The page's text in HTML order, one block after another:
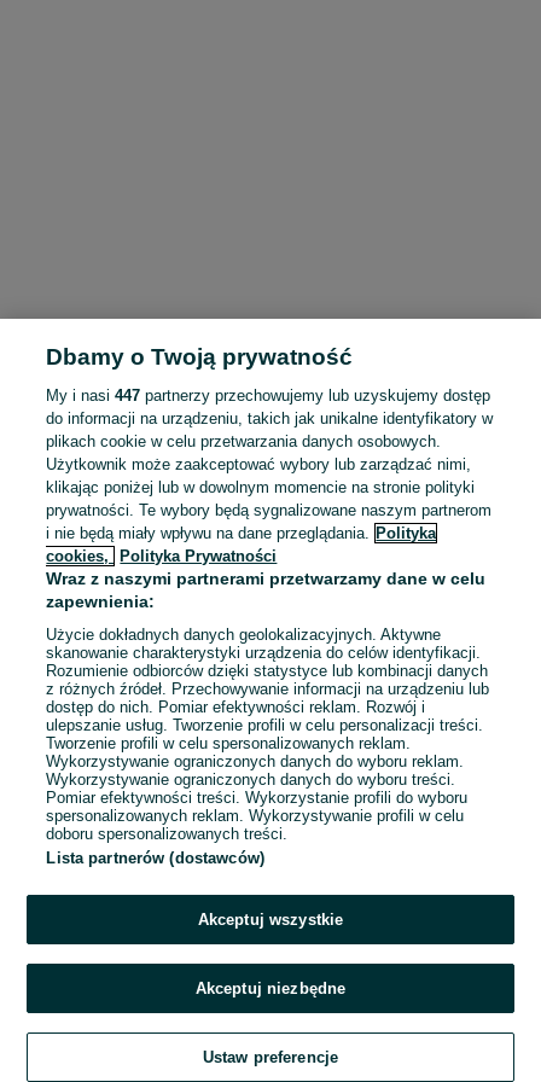
To ogłoszenie nie jest już dostępne
Przejdź na stronę główną
Dbamy o Twoją prywatność
My i nasi447 partnerzy przechowujemy lub uzyskujemy dostęp
do informacji na urządzeniu, takich jak unikalne identyfikatory w
plikach cookie w celu przetwarzania danych osobowych.
Użytkownik może zaakceptować wybory lub zarządzać nimi,
klikając poniżej lub w dowolnym momencie na stronie polityki
prywatności. Te wybory będą sygnalizowane naszym partnerom
i nie będą miały wpływu na dane przeglądania. Polityka
cookies,
Polityka Prywatności
Wraz z naszymi partnerami przetwarzamy dane w celu
zapewnienia:
Użycie dokładnych danych geolokalizacyjnych. Aktywne
skanowanie charakterystyki urządzenia do celów identyfikacji.
Rozumienie odbiorców dzięki statystyce lub kombinacji danych
z różnych źródeł. Przechowywanie informacji na urządzeniu lub
dostęp do nich. Pomiar efektywności reklam. Rozwój i
ulepszanie usług. Tworzenie profili w celu personalizacji treści.
Tworzenie profili w celu spersonalizowanych reklam.
Wykorzystywanie ograniczonych danych do wyboru reklam.
Wykorzystywanie ograniczonych danych do wyboru treści.
Pomiar efektywności treści. Wykorzystanie profili do wyboru
spersonalizowanych reklam. Wykorzystywanie profili w celu
doboru spersonalizowanych treści.
Lista partnerów (dostawców)
Akceptuj wszystkie
Akceptuj niezbędne
Ustaw preferencje